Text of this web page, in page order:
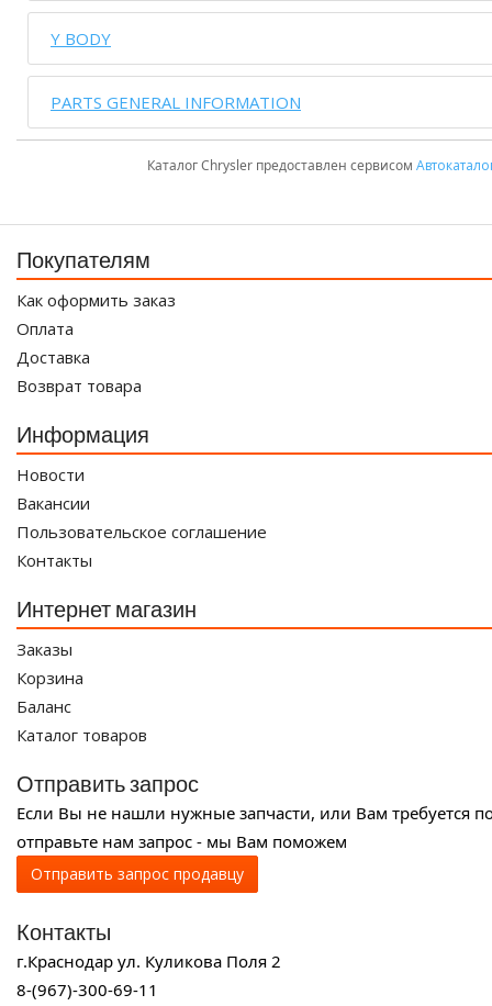
Y BODY
PARTS GENERAL INFORMATION
Каталог Chrysler предоставлен сервисом
Покупателям
Как оформить заказ
Оплата
Доставка
Возврат товара
Информация
Новости
Вакансии
Пользовательское соглашение
Контакты
Интернет магазин
Заказы
Корзина
Баланс
Каталог товаров
Отправить запрос
Если Вы не нашли нужные запчасти, или Вам требуется
отправьте нам запрос - мы Вам поможем
Отправить запрос продавцу
Контакты
г.Краснодар ул. Куликова Поля 2
8-(967)-300-69-11